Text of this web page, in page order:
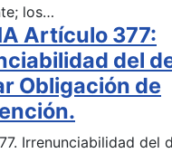
los…
Artículo 377:
del
Obligación de
Irrenunciabilidad del